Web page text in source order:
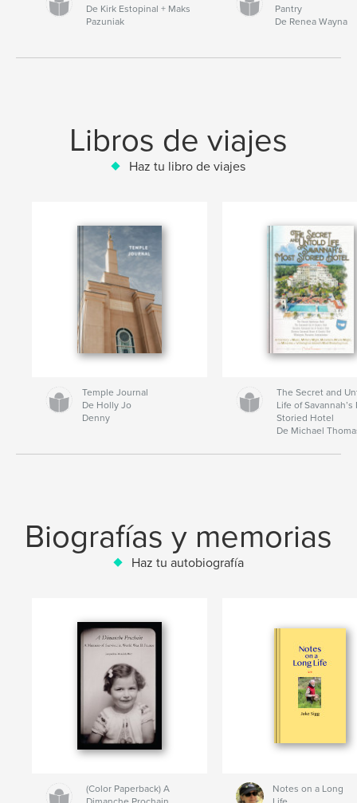
De Kirk Estopinal + Maks
Pazuniak
Pantry
De Renea Wayna
Libros de viajes
Haz tu libro de viajes
Temple Journal
De Holly Jo
Denny
The Secret and
Life of Savannah’s
Storied Hotel
De Michael
Biografías y memorias
Haz tu autobiografía
(Color Paperback) A
Notes on a Long